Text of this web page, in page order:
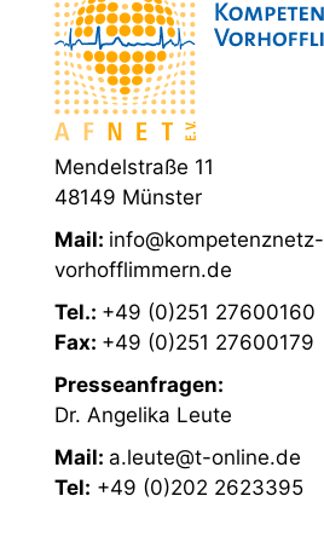
Mendelstraße 11
48149 Münster
Mail: info@kompetenznetz-
vorhofflimmern.de
Tel.: +49 (0)251 27600160
Fax: +49 (0)251 27600179
Presseanfragen:
Dr. Angelika Leute
Mail: a.leute@t-online.de
Tel: +49 (0)202 2623395